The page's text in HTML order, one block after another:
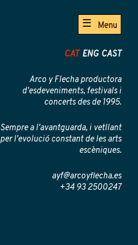
CAT ENG CAST
Arco y Flecha productora
d'esdeveniments, festivals i
concerts des de 1995.
Sempre a l'avantguarda, i vetllant
per l'evolució constant de les arts
escèniques.
ayf@arcoyflecha.es
+34 93 2500247
Menu